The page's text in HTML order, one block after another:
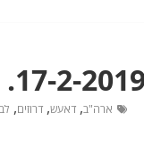
ארה"ב, דאעש, דרוזים,